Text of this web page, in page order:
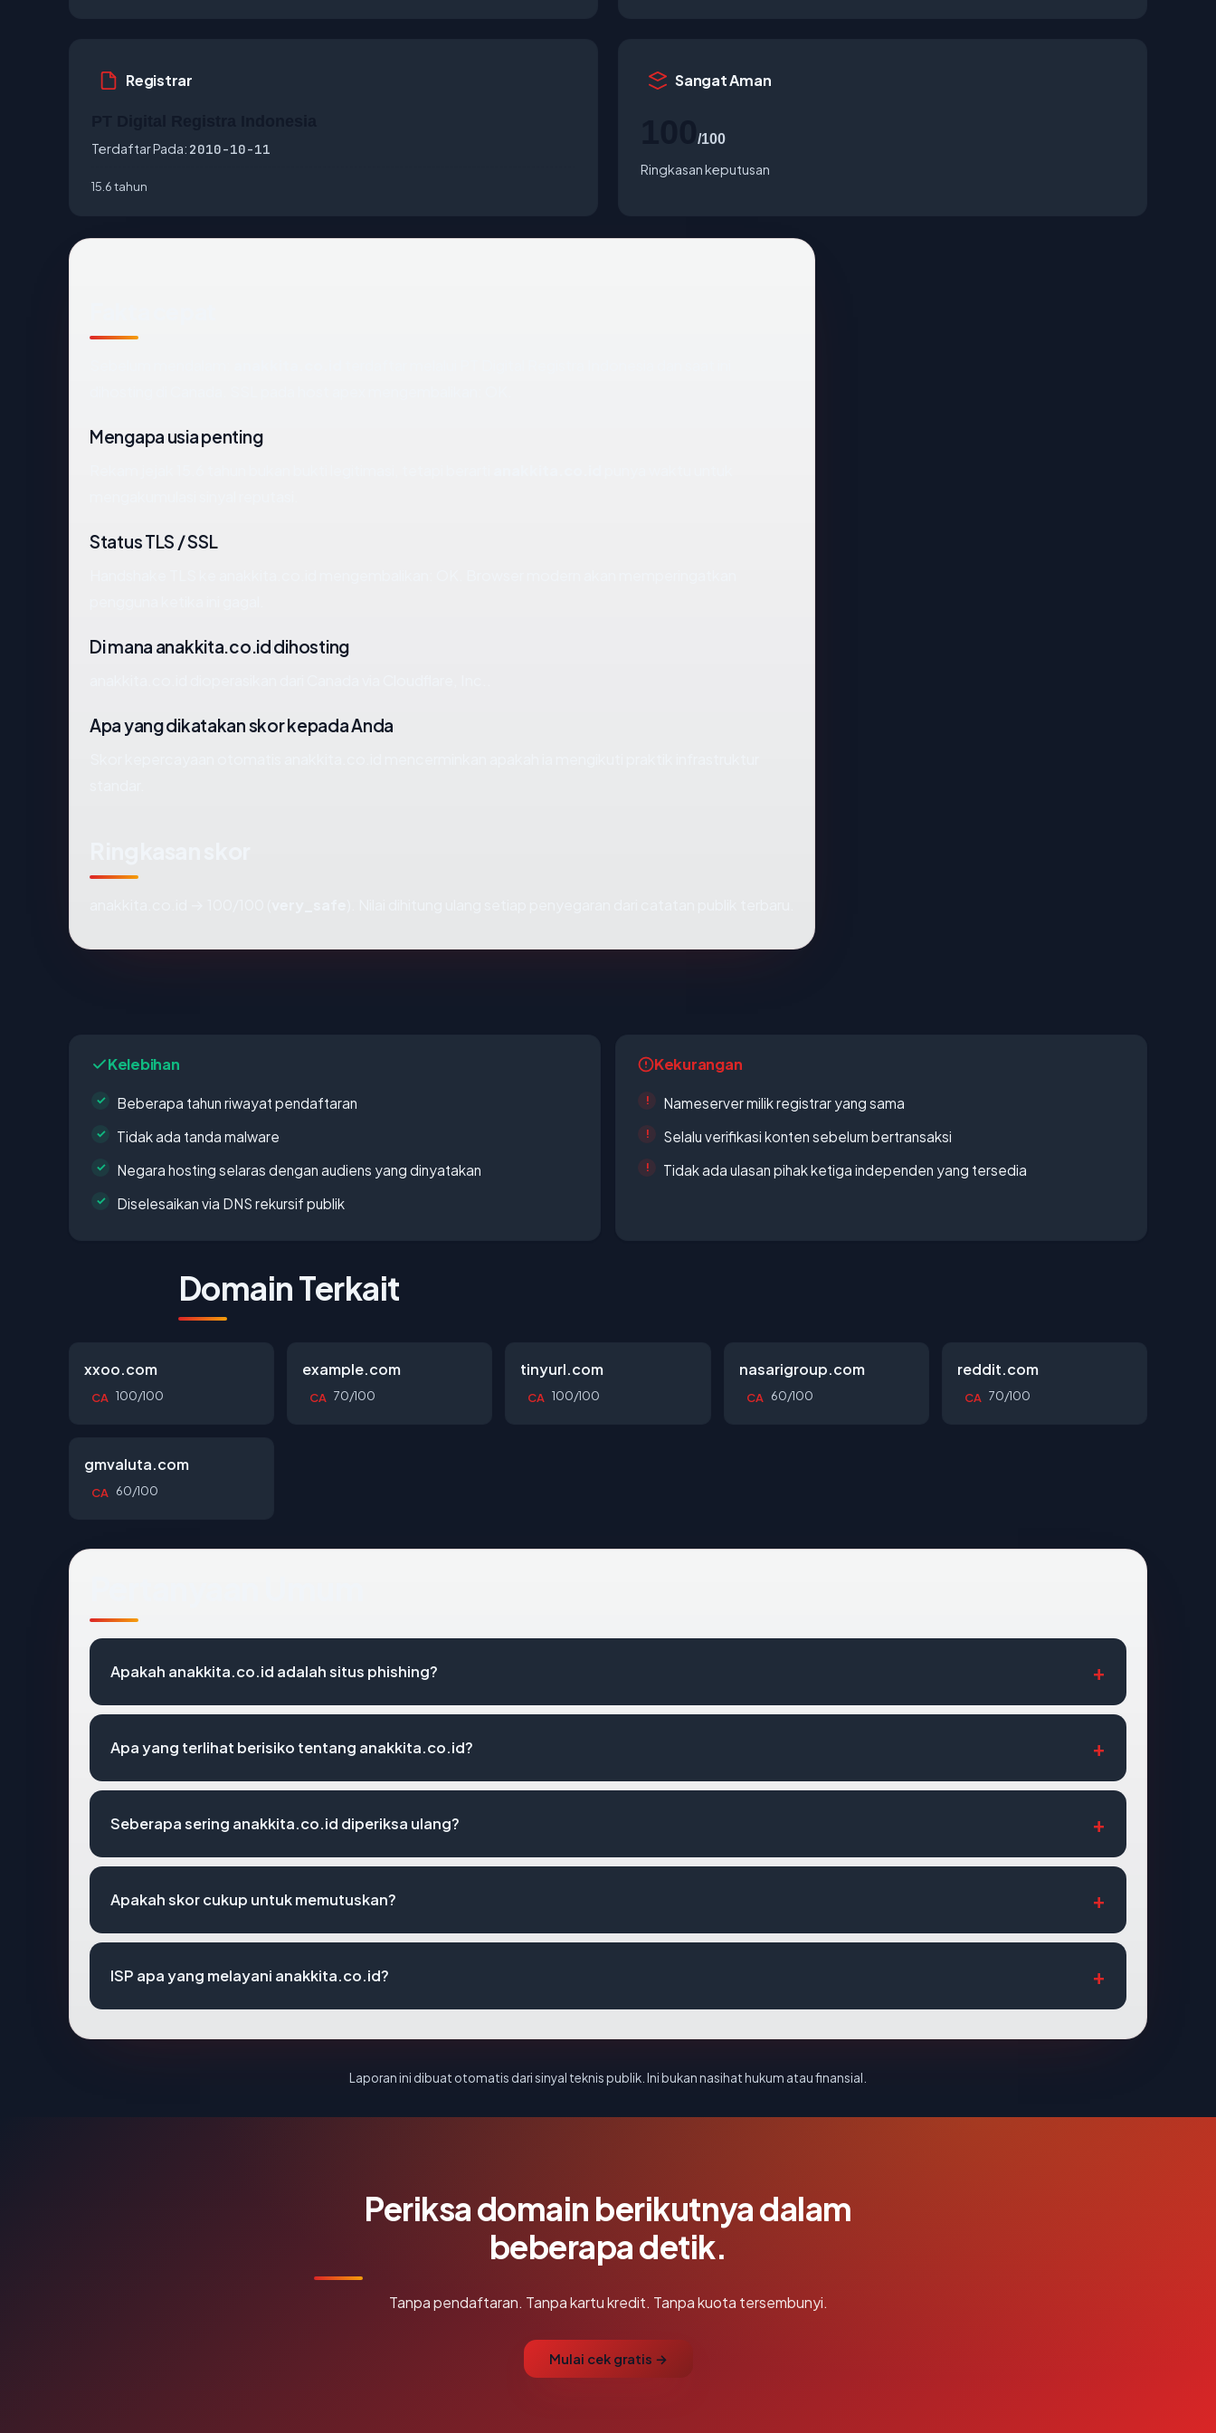
Registrar
Terdaftar Pada: 2010-10-11
15.6 tahun
Sangat Aman
/100
Ringkasan keputusan
Mengapa usia penting
Status TLS / SSL
Di mana anakkita.co.id dihosting
Apa yang dikatakan skor kepada Anda
Kelebihan
Beberapa tahun riwayat pendaftaran
Tidak ada tanda malware
Negara hosting selaras dengan audiens yang dinyatakan
Diselesaikan via DNS rekursif publik
Kekurangan
Nameserver milik registrar yang sama
Selalu verifikasi konten sebelum bertransaksi
Tidak ada ulasan pihak ketiga independen yang tersedia
Domain Terkait
xxoo.com
CA 100/100
example.com
CA 70/100
tinyurl.com
CA 100/100
nasarigroup.com
CA 60/100
reddit.com
CA 70/100
gmvaluta.com
CA 60/100
Apakah anakkita.co.id adalah situs phishing?
Apa yang terlihat berisiko tentang anakkita.co.id?
Seberapa sering anakkita.co.id diperiksa ulang?
Apakah skor cukup untuk memutuskan?
ISP apa yang melayani anakkita.co.id?
Laporan ini dibuat otomatis dari sinyal teknis publik. Ini bukan nasihat hukum atau finansial.
Periksa domain berikutnya dalam
beberapa detik.
Tanpa pendaftaran. Tanpa kartu kredit. Tanpa kuota tersembunyi.
Mulai cek gratis →